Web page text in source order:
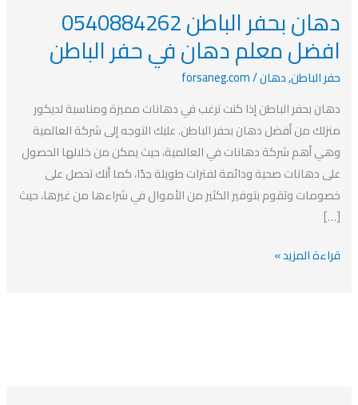
دهان بحفر الباطن 0540884262
افضل معلم دهان في حفر الباطن
حفر الباطن,دهان/
forsaneg.com
دهان بحفر الباطن إذا كنت ترغب في دهانات مميزة ومناسبة لديكور
منزلك من أفضل دهان بحفر الباطن. عليك التوجه إلى شركة العالمية
وهي أهم شركة دهانات في العالمية، حيث يمكن من خلالها الحصول
على دهانات صحية ودائمة لفترات طويلة جدًا، كما أنك تحصل على
خصومات وتقوم بتوفير الكثير من الأموال في شراءها من غيرها، حيث
[…]
دهان
بحفر
الباطن
0540884262
افضل
معلم
دهان
في
حفر
الباطن
قراءة المزيد »